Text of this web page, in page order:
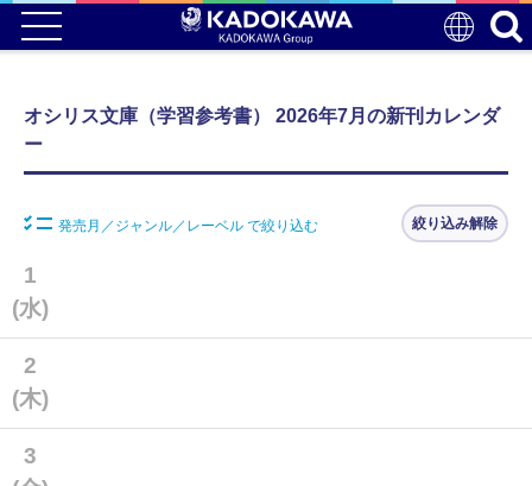
オシリス文庫（学習参考書） 2026年7月の新刊カレンダ
ー
発売月／ジャンル／レーベル で絞り込む 絞り込み解除
1
(水)
2
(木)
3